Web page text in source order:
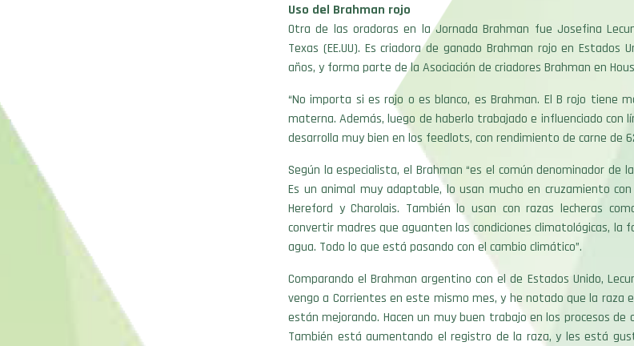
Uso del Brahman rojo
Otra de las oradoras en la Jornada Brahman fue Josefina
Texas (EE.UU). Es criadora de ganado Brahman rojo en Estados
años, y forma parte de la Asociación de criadores Brahman en
“No importa si es rojo o es blanco, es Brahman. El B rojo tiene
materna. Además, luego de haberlo trabajado e influenciado con
desarrolla muy bien en los feedlots, con rendimiento de carne de
Según la especialista, el Brahman “es el común denominador de
Es un animal muy adaptable, lo usan mucho en cruzamiento
Hereford y Charolais. También lo usan con razas lecheras
convertir madres que aguanten las condiciones climatológicas, la
agua. Todo lo que está pasando con el cambio climático”.
Comparando el Brahman argentino con el de Estados Unido,
vengo a Corrientes en este mismo mes, y he notado que la raza
están mejorando. Hacen un muy buen trabajo en los procesos de
También está aumentando el registro de la raza, y les está